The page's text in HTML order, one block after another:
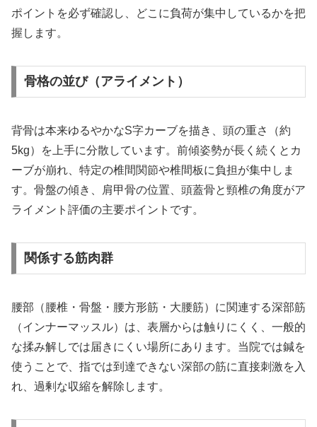
ポイントを必ず確認し、どこに負荷が集中しているかを把
握します。
骨格の並び（アライメント）
背骨は本来ゆるやかなS字カーブを描き、頭の重さ（約
5kg）を上手に分散しています。前傾姿勢が長く続くとカ
ーブが崩れ、特定の椎間関節や椎間板に負担が集中しま
す。骨盤の傾き、肩甲骨の位置、頭蓋骨と頸椎の角度がア
ライメント評価の主要ポイントです。
関係する筋肉群
腰部（腰椎・骨盤・腰方形筋・大腰筋）に関連する深部筋
（インナーマッスル）は、表層からは触りにくく、一般的
な揉み解しでは届きにくい場所にあります。当院では鍼を
使うことで、指では到達できない深部の筋に直接刺激を入
れ、過剰な収縮を解除します。